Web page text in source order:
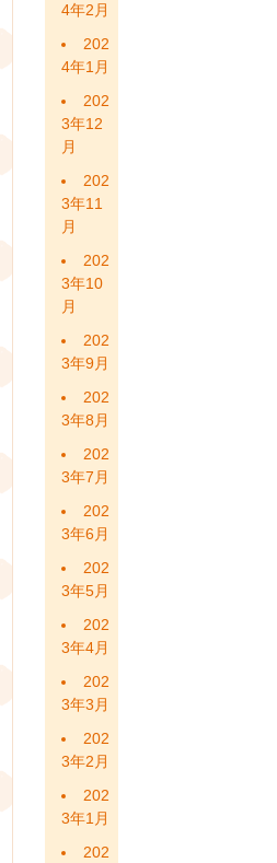
4年2月
202
4年1月
202
3年12
月
202
3年11
月
202
3年10
月
202
3年9月
202
3年8月
202
3年7月
202
3年6月
202
3年5月
202
3年4月
202
3年3月
202
3年2月
202
3年1月
202